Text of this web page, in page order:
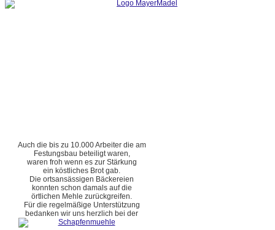
Auch die bis zu 10.000 Arbeiter die am
Festungsbau beteiligt waren,
waren froh wenn es zur Stärkung
ein köstliches Brot gab.
Die ortsansässigen Bäckereien
konnten schon damals auf die
örtlichen Mehle zurückgreifen.
Für die regelmäßige Unterstützung
bedanken wir uns herzlich bei der